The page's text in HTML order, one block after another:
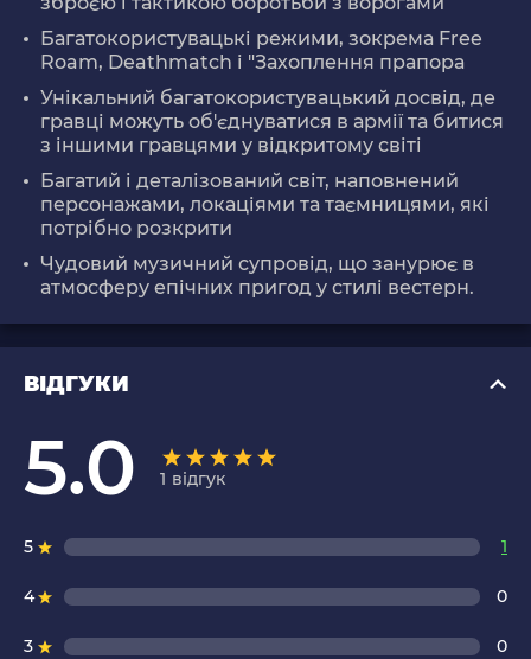
Багатокористувацькі режими, зокрема Free
Roam, Deathmatch і "Захоплення прапора
Унікальний багатокористувацький досвід, де
гравці можуть об'єднуватися в армії та битися
з іншими гравцями у відкритому світі
Багатий і деталізований світ, наповнений
персонажами, локаціями та таємницями, які
потрібно розкрити
Чудовий музичний супровід, що занурює в
атмосферу епічних пригод у стилі вестерн.
ВІДГУКИ
5.0 1 відгук
5 1
4 0
3 0